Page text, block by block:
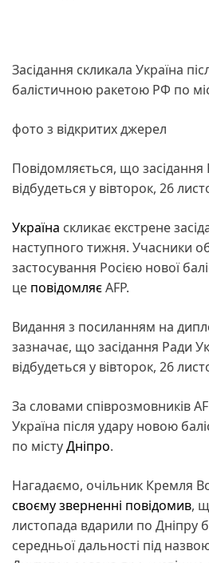
Засідання скликала Україна
балістичною ракетою РФ по
фото з відкритих джерел
Повідомляється, що
відбудеться у вівторок, 26
Україна скликає екстрене
наступного тижня. Учасники
застосування Росією нової
це повідомляєAFP.
Видання з посиланням на
зазначає, що засідання Ради
відбудеться у вівторок, 26
За словами співрозмовників
Україна після удару новою
по містуДніпро.
Нагадаємо, очільник Кремля
своєму зверненні повідомив,
листопада вдарили по Дніпру
середньої дальності під